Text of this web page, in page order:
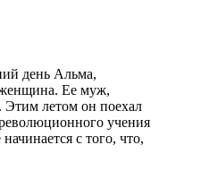
день Альма,
Ее муж,
Этим летом он поехал
учения
с того, что,